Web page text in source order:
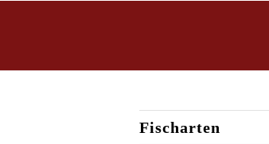
Fischarten